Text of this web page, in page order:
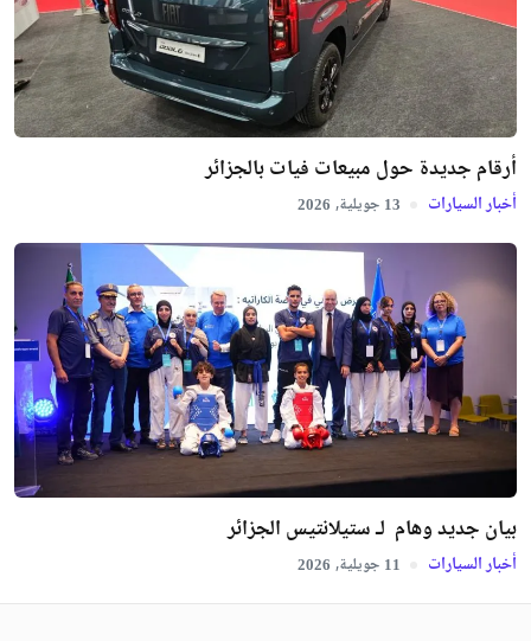
أرقام جديدة حول مبيعات فيات بالجزائر
أخبار السيارات 13 جويلية, 2026
بيان جديد وهام لـ ستيلانتيس الجزائر
أخبار السيارات 11 جويلية, 2026